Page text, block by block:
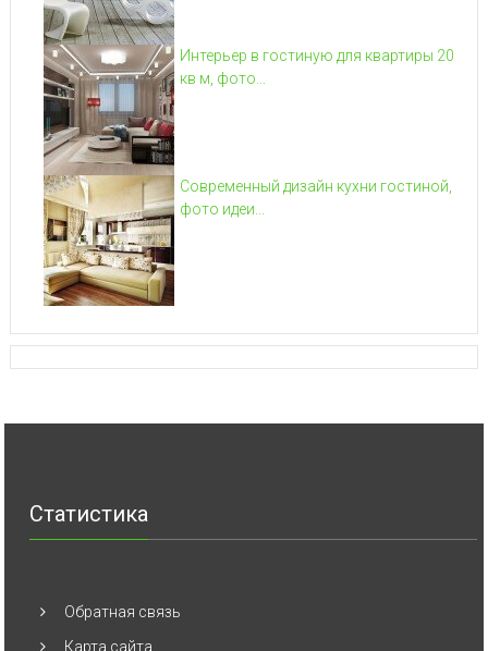
Интерьер в гостиную для квартиры 20
кв м, фото...
Современный дизайн кухни гостиной,
фото идеи...
Статистика
Обратная связь
Карта сайта